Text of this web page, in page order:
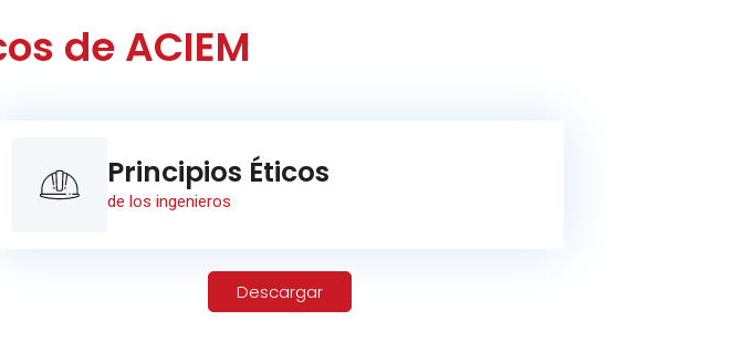
de ACIEM
Principios Éticos
de los ingenieros
Descargar